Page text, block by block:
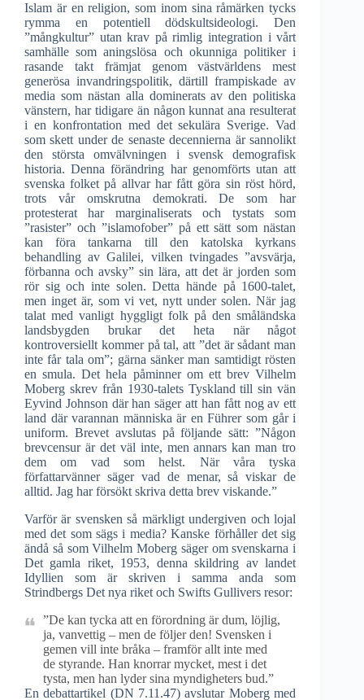
Islam är en religion, som inom sina råmärken tycks
rymma en potentiell dödskultsideologi. Den
”mångkultur” utan krav på rimlig integration i vårt
samhälle som aningslösa och okunniga politiker i
rasande takt främjat genom västvärldens mest
generösa invandringspolitik, därtill frampiskade av
media som nästan alla dominerats av den politiska
vänstern, har tidigare än någon kunnat ana resulterat
i en konfrontation med det sekulära Sverige. Vad
som skett under de senaste decennierna är sannolikt
den största omvälvningen i svensk demografisk
historia. Denna förändring har genomförts utan att
svenska folket på allvar har fått göra sin röst hörd,
trots vår omskrutna demokrati. De som har
protesterat har marginaliserats och tystats som
”rasister” och ”islamofober” på ett sätt som nästan
kan föra tankarna till den katolska kyrkans
behandling av Galilei, vilken tvingades ”avsvärja,
förbanna och avsky” sin lära, att det är jorden som
rör sig och inte solen. Detta hände på 1600-talet,
men inget är, som vi vet, nytt under solen. När jag
talat med vanligt hyggligt folk på den småländska
landsbygden brukar det heta när något
kontroversiellt kommer på tal, att ”det är sådant man
inte får tala om”; gärna sänker man samtidigt rösten
en smula. Det hela påminner om ett brev Vilhelm
Moberg skrev från 1930-talets Tyskland till sin vän
Eyvind Johnson där han säger att han fått nog av ett
land där varannan människa är en Führer som går i
uniform. Brevet avslutas på följande sätt: ”Någon
brevcensur är det väl inte, men annars kan man tro
dem om vad som helst. När våra tyska
författarvänner säger vad de menar, så viskar de
alltid. Jag har försökt skriva detta brev viskande.”
Varför är svensken så märkligt undergiven och lojal
med det som sägs i media? Kanske förhåller det sig
ändå så som Vilhelm Moberg säger om svenskarna i
Det gamla riket, 1953, denna skildring av landet
Idyllien som är skriven i samma anda som
Strindbergs Det nya riket och Swifts Gullivers resor:
”De kan tycka att en förordning är dum, löjlig,
ja, vanvettig – men de följer den! Svensken i
gemen vill inte bråka – framför allt inte med
de styrande. Han knorrar mycket, mest i det
tysta, men han lyder sina myndigheters bud.”
En debattartikel (DN 7.11.47) avslutar Moberg med